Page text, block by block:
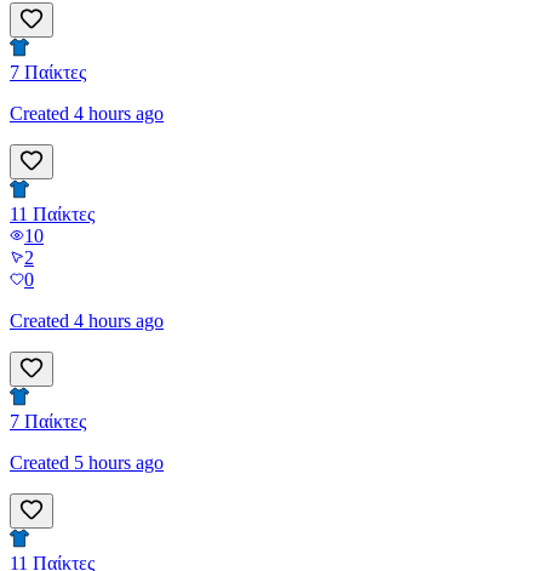
7 Παίκτες
Created 4 hours ago
11 Παίκτες
10
2
0
Created 4 hours ago
7 Παίκτες
Created 5 hours ago
11 Παίκτες